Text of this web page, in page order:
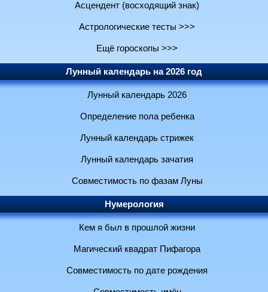
Асцендент (восходящий знак)
Астрологические тесты >>>
Ещё гороскопы >>>
Лунный календарь на 2026 год
Лунный календарь 2026
Определение пола ребенка
Лунный календарь стрижек
Лунный календарь зачатия
Совместимость по фазам Луны
Нумерология
Кем я был в прошлой жизни
Магический квадрат Пифагора
Совместимость по дате рождения